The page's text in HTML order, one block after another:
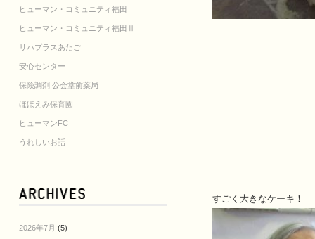
ヒューマン・コミュニティ福田
ヒューマン・コミュニティ福田Ⅱ
リハプラスあたご
安心センター
保険調剤 公会堂前薬局
ほほえみ保育園
ヒューマンFC
うれしいお話
2026年7月 (5)
すごく大きなケーキ！